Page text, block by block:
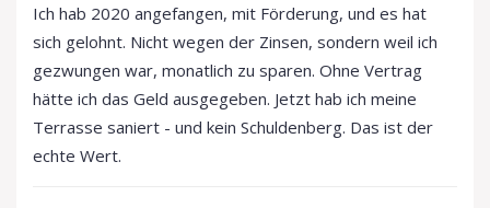
Ich hab 2020 angefangen, mit Förderung, und es hat
sich gelohnt. Nicht wegen der Zinsen, sondern weil ich
gezwungen war, monatlich zu sparen. Ohne Vertrag
hätte ich das Geld ausgegeben. Jetzt hab ich meine
Terrasse saniert - und kein Schuldenberg. Das ist der
echte Wert.